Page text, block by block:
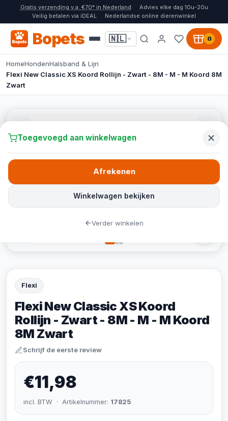
Gratis verzending v.a. €70* in Nederland
Advies elke dag 10u-20u
Veilig betalen via iDEAL
Nederlandse online dierenwinkel
Bopets 🇳🇱 0
HomeHondenHalsband & Lijn
Flexi New Classic XS Koord Rollijn - Zwart - 8M - M - M Koord 8M
Zwart
Flexi
Flexi New Classic XS Koord
Rollijn - Zwart - 8M - M - M Koord
8M Zwart
Schrijf de eerste review
€11,98
incl. BTW · Artikelnummer: 17825
Toegevoegd aan winkelwagen
Winkelwagen bekijken
Afrekenen
Verder winkelen